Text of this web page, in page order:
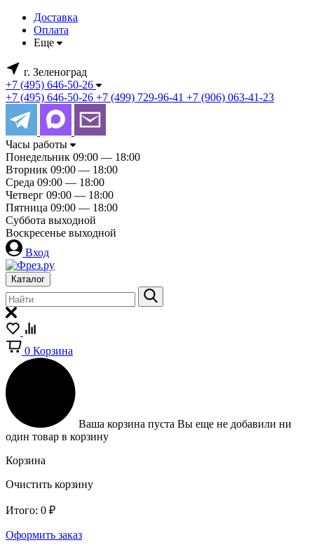
Доставка
Оплата
Еще
г. Зеленоград
+7 (495) 646-50-26
+7 (495) 646-50-26 +7 (499) 729-96-41 +7 (906) 063-41-23
Часы работы
Понедельник 09:00 — 18:00
Вторник 09:00 — 18:00
Среда 09:00 — 18:00
Четверг 09:00 — 18:00
Пятница 09:00 — 18:00
Суббота выходной
Воскресенье выходной
Вход
Каталог
0 Корзина
Ваша корзина пуста Вы еще не добавили ни
один товар в корзину
Корзина
Очистить корзину
Итого: 0 ₽
Оформить заказ